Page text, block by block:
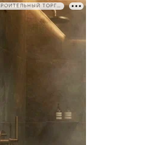
РЕКЛАМА • ООО СТРОИТЕЛЬНЫЙ ТОРГОВЫЙ ДОМ «ПЕТРОВИЧ». ИНН: 7802348846